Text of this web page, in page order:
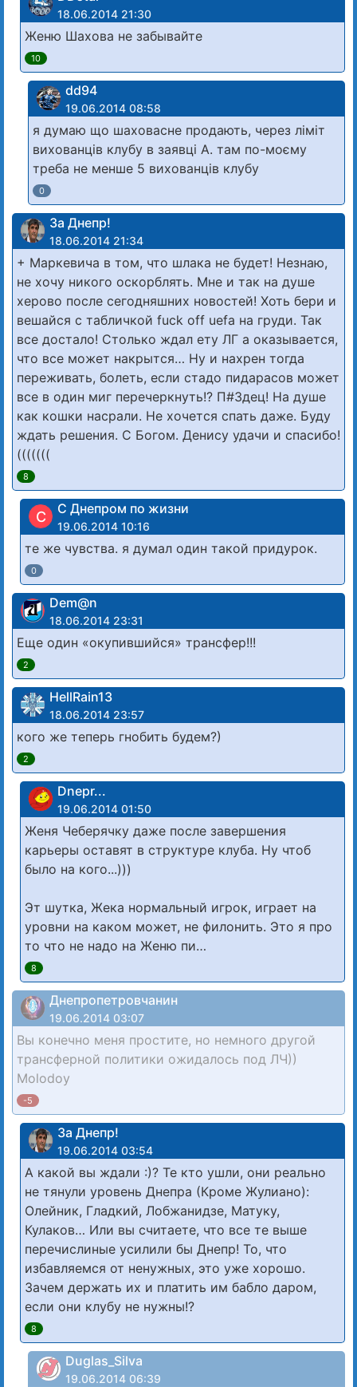
18.06.2014 21:30
Женю Шахова не забывайте
10
dd94
19.06.2014 08:58
я думаю що шаховасне продають, через ліміт
вихованців клубу в заявці А. там по-моєму
треба не менше 5 вихованців клубу
0
За Днепр!
18.06.2014 21:34
+ Маркевича в том, что шлака не будет! Незнаю,
не хочу никого оскорблять. Мне и так на душе
херово после сегодняшних новостей! Хоть бери и
вешайся с табличкой fuck off uefa на груди. Так
все достало! Столько ждал ету ЛГ а оказывается,
что все может накрытся… Ну и нахрен тогда
переживать, болеть, если стадо пидарасов может
все в один миг перечеркнуть!? П#Здец! На душе
как кошки насрали. Не хочется спать даже. Буду
ждать решения. С Богом. Денису удачи и спасибо!
(((((((
8
С С Днепром по жизни
19.06.2014 10:16
те же чувства. я думал один такой придурок.
0
Dem@n
18.06.2014 23:31
Еще один «окупившийся» трансфер!!!
2
HellRain13
18.06.2014 23:57
кого же теперь гнобить будем?)
2
Dnepr...
19.06.2014 01:50
Женя Чеберячку даже после завершения
карьеры оставят в структуре клуба. Ну чтоб
было на кого...)))
Эт шутка, Жека нормальный игрок, играет на
уровни на каком может, не филонить. Это я про
то что не надо на Женю пи…
8
Днепропетровчанин
19.06.2014 03:07
Вы конечно меня простите, но немного другой
трансферной политики ожидалось под ЛЧ))
Molodoy
-5
За Днепр!
19.06.2014 03:54
А какой вы ждали :)? Те кто ушли, они реально
не тянули уровень Днепра (Кроме Жулиано):
Олейник, Гладкий, Лобжанидзе, Матуку,
Кулаков… Или вы считаете, что все те выше
перечислиные усилили бы Днепр! То, что
избавляемся от ненужных, это уже хорошо.
Зачем держать их и платить им бабло даром,
если они клубу не нужны!?
8
Duglas_Silva
19.06.2014 06:39